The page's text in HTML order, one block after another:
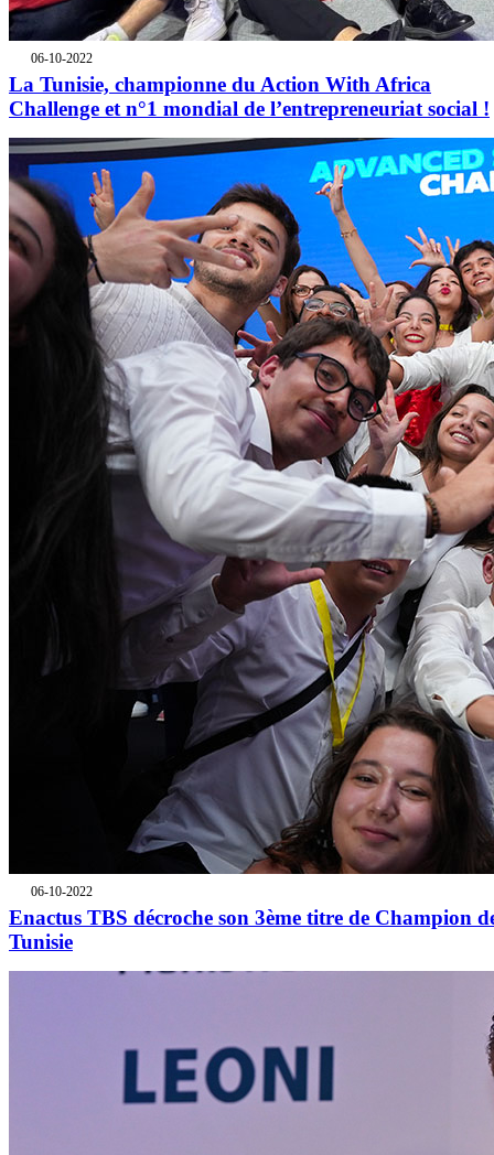
06-10-2022
La Tunisie, championne du Action With Africa
Challenge et n°1 mondial de l’entrepreneuriat social !
06-10-2022
Enactus TBS décroche son 3ème titre de Champion
Tunisie